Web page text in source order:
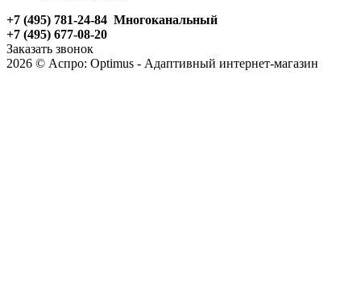
+7 (495) 781-24-84 Многоканальный
+7 (495) 677-08-20
Заказать звонок
2026 © Аспро: Optimus - Адаптивный интернет-магазин